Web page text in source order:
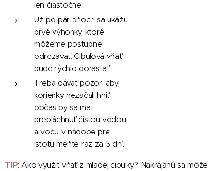
len čiastočne.
Už po pár dňoch sa ukážu
prvé výhonky, ktoré
môžeme postupne
odrezávať. Cibuľová vňať
bude rýchlo dorastať.
Treba dávať pozor, aby
korienky nezačali hniť,
občas by sa mali
prepláchnuť čistou vodou
a vodu v nádobe pre
istotu meňte raz za 5 dní.
TIP: Ako využiť vňať z mladej cibuľky? Nakrájanú sa môže